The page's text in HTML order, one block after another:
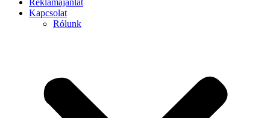
Reklámajánlat
Kapcsolat
Rólunk